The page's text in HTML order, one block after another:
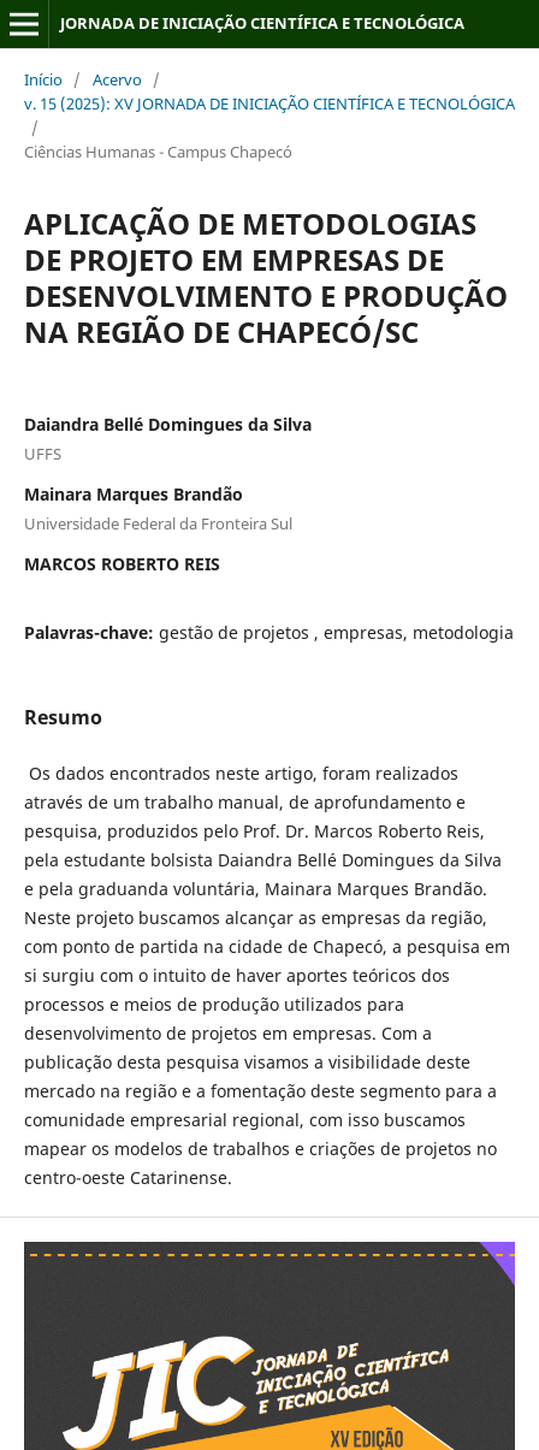
JORNADA DE INICIAÇÃO CIENTÍFICA E TECNOLÓGICA
Início / Acervo /
v. 15 (2025): XV JORNADA DE INICIAÇÃO CIENTÍFICA E TECNOLÓGICA
/
Ciências Humanas - Campus Chapecó
APLICAÇÃO DE METODOLOGIAS
DE PROJETO EM EMPRESAS DE
DESENVOLVIMENTO E PRODUÇÃO
NA REGIÃO DE CHAPECÓ/SC
Daiandra Bellé Domingues da Silva
UFFS
Mainara Marques Brandão
Universidade Federal da Fronteira Sul
MARCOS ROBERTO REIS
Palavras-chave: gestão de projetos , empresas, metodologia
Resumo
Os dados encontrados neste artigo, foram realizados
através de um trabalho manual, de aprofundamento e
pesquisa, produzidos pelo Prof. Dr. Marcos Roberto Reis,
pela estudante bolsista Daiandra Bellé Domingues da Silva
e pela graduanda voluntária, Mainara Marques Brandão.
Neste projeto buscamos alcançar as empresas da região,
com ponto de partida na cidade de Chapecó, a pesquisa em
si surgiu com o intuito de haver aportes teóricos dos
processos e meios de produção utilizados para
desenvolvimento de projetos em empresas. Com a
publicação desta pesquisa visamos a visibilidade deste
mercado na região e a fomentação deste segmento para a
comunidade empresarial regional, com isso buscamos
mapear os modelos de trabalhos e criações de projetos no
centro-oeste Catarinense.